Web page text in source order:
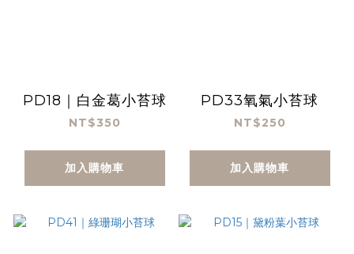
PD18｜白金葛小苔球
NT$350
加入購物車
PD33氧氣小苔球
NT$250
加入購物車